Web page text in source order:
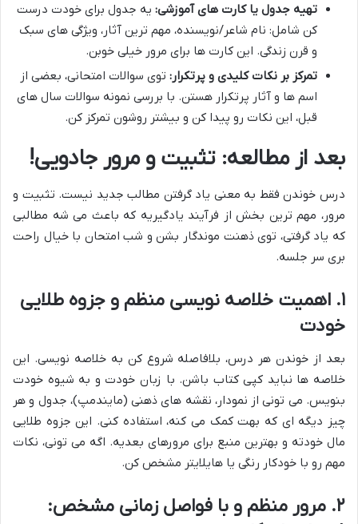
تهیه جدول یا کارت های آموزشی: یه جدول برای خودت درست
کن شامل: نام شاعر/نویسنده، مهم ترین آثار، ویژگی های سبک
و قرن زندگی. این کارت ها برای مرور خیلی خوبن.
تمرکز بر نکات کلیدی و پرتکرار: توی سوالات امتحانی، بعضی از
اسم ها و آثار پرتکرار هستن. با بررسی نمونه سوالات سال های
قبل، این نکات رو پیدا کن و بیشتر روشون تمرکز کن.
بعد از مطالعه: تثبیت و مرور جادویی!
درس خوندن فقط به معنی یاد گرفتن مطالب جدید نیست. تثبیت و
مرور، مهم ترین بخش از فرآیند یادگیریه که باعث می شه مطالبی
که یاد گرفتی، توی ذهنت موندگار بشن و شب امتحان با خیال راحت
بری سر جلسه.
۱. اهمیت خلاصه نویسی منظم و جزوه طلایی
خودت
بعد از خوندن هر درس، بلافاصله شروع کن به خلاصه نویسی. این
خلاصه ها نباید کپی کتاب باشن. با زبان خودت و به شیوه خودت
بنویس. می تونی از نمودار، نقشه های ذهنی (مایندمپ)، جدول و هر
چیز دیگه ای که بهت کمک می کنه، استفاده کنی. این جزوه طلایی
مال خودته و بهترین منبع برای مرورهای بعدیه. اگه می تونی، نکات
مهم رو با خودکار رنگی یا هایلایتر مشخص کن.
۲. مرور منظم و با فواصل زمانی مشخص: